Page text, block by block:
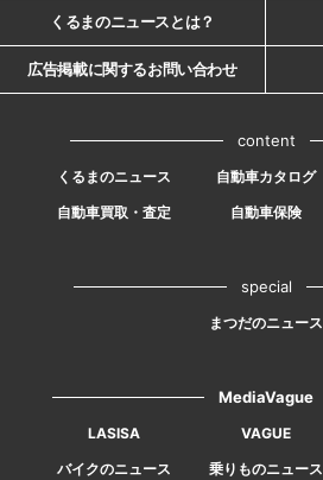
くるまのニュースとは？
広告掲載に関するお問い合わせ
content
くるまのニュース 自動車カタログ
自動車買取・査定
自動車保険
special
まつだのニュース
MediaVague
LASISA VAGUE
バイクのニュース
乗りものニュース